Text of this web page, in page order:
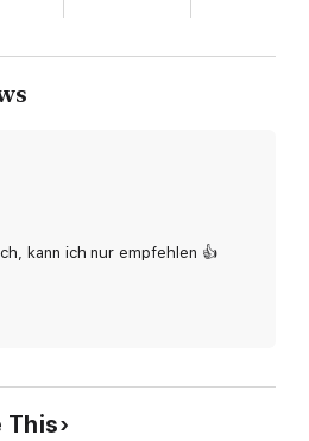
mich getäuscht. Stattdessen
verrät seine Pläne mit keinem
des Jahrhunderts.
kann ich nur empfehlen 👍
This